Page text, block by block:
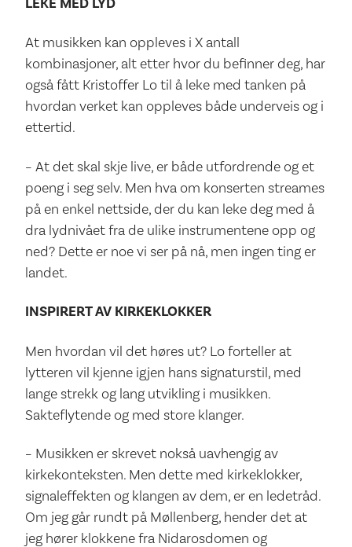
At musikken kan oppleves i X antall
kombinasjoner, alt etter hvor du befinner deg, har
også fått Kristoffer Lo til å leke med tanken på
hvordan verket kan oppleves både underveis og i
ettertid.
– At det skal skje live, er både utfordrende og et
poeng i seg selv. Men hva om konserten streames
på en enkel nettside, der du kan leke deg med å
dra lydnivået fra de ulike instrumentene opp og
ned? Dette er noe vi ser på nå, men ingen ting er
landet.
INSPIRERT AV KIRKEKLOKKER
Men hvordan vil det høres ut? Lo forteller at
lytteren vil kjenne igjen hans signaturstil, med
lange strekk og lang utvikling i musikken.
Sakteflytende og med store klanger.
– Musikken er skrevet nokså uavhengig av
kirkekonteksten. Men dette med kirkeklokker,
signaleffekten og klangen av dem, er en ledetråd.
Om jeg går rundt på Møllenberg, hender det at
jeg hører klokkene fra Nidarosdomen og